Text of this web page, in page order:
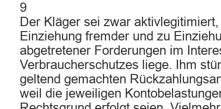
9
Der Kläger sei zwar
Einziehung fremder und zu
abgetretener Forderungen im
Verbraucherschutzes liege. Ihm
geltend gemachten
weil die jeweiligen